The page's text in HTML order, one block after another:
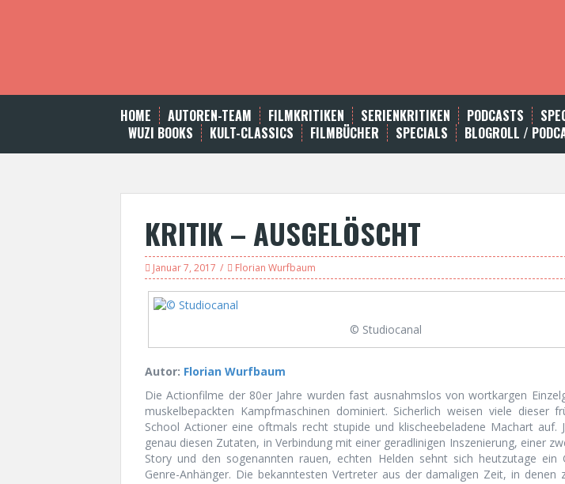
t
HOME AUTOREN-TEAM FILMKRITIKEN SERIENKRITIKEN PODCASTS
WUZI BOOKS
KULT-CLASSICS FILMBÜCHER SPECIALS BLOGROLL /
KRITIK – AUSGELÖSCHT
Januar 7, 2017 Florian Wurfbaum
© Studiocanal
Autor: Florian Wurfbaum
Die Actionfilme der 80er Jahre wurden fast ausnahmslos von wortkargen
muskelbepackten Kampfmaschinen dominiert. Sicherlich weisen viele dieser
School Actioner eine oftmals recht stupide und klischeebeladene Machart auf.
genau diesen Zutaten, in Verbindung mit einer geradlinigen Inszenierung, einer
Story und den sogenannten rauen, echten Helden sehnt sich heutzutage ein
Genre-Anhänger. Die bekanntesten Vertreter aus der damaligen Zeit, in denen